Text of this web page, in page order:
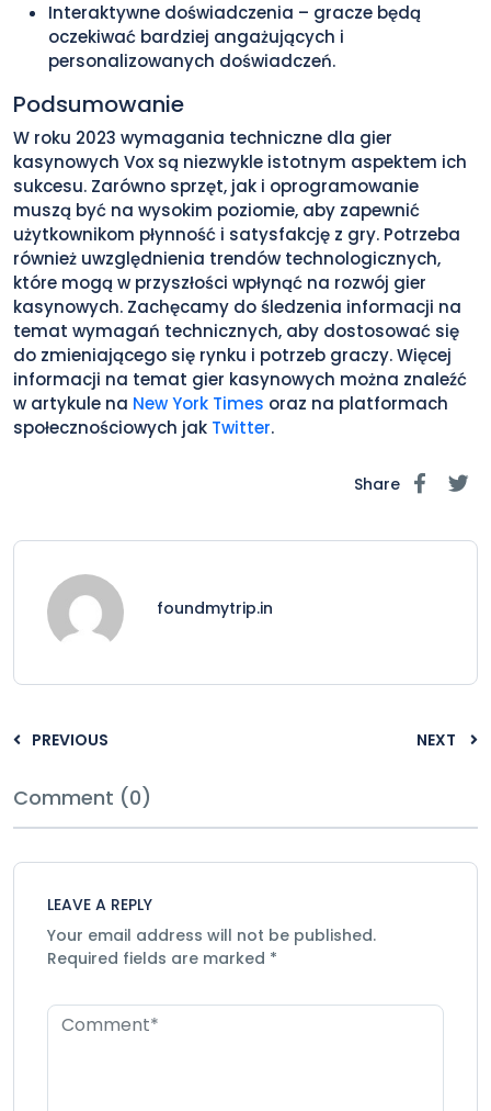
Interaktywne doświadczenia – gracze będą
oczekiwać bardziej angażujących i
personalizowanych doświadczeń.
Podsumowanie
W roku 2023 wymagania techniczne dla gier
kasynowych Vox są niezwykle istotnym aspektem ich
sukcesu. Zarówno sprzęt, jak i oprogramowanie
muszą być na wysokim poziomie, aby zapewnić
użytkownikom płynność i satysfakcję z gry. Potrzeba
również uwzględnienia trendów technologicznych,
które mogą w przyszłości wpłynąć na rozwój gier
kasynowych. Zachęcamy do śledzenia informacji na
temat wymagań technicznych, aby dostosować się
do zmieniającego się rynku i potrzeb graczy. Więcej
informacji na temat gier kasynowych można znaleźć
w artykule na New York Times oraz na platformach
społecznościowych jak Twitter.
Share
foundmytrip.in
PREVIOUS NEXT
Comment (0)
LEAVE A REPLY
Your email address will not be published.
Required fields are marked *